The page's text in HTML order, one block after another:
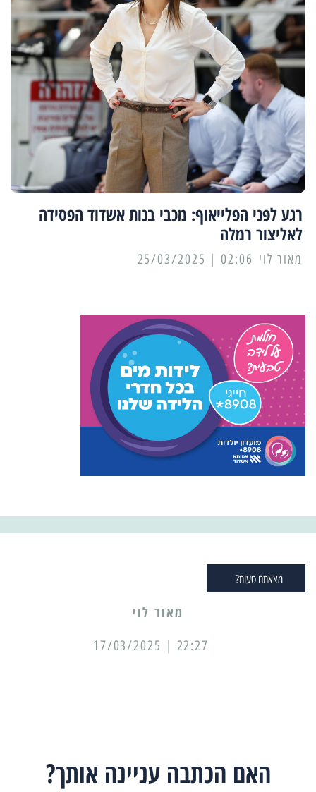
רגע לפני הפלייאוף: מכבי בנות אשדוד הפסידה
לאליצור רמלה
מאור לוי 02:06 | 25/03/2025
מצאתם טעות?
מאור לוי
22:27 | 17/03/2025
האם הכתבה עניינה אותך?